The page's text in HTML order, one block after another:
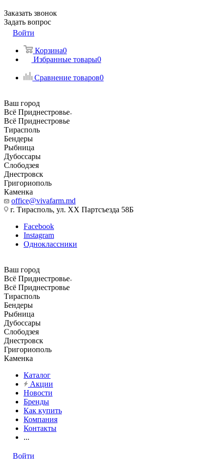
Заказать звонок
Задать вопрос
Войти
Корзина0
Избранные товары0
Сравнение товаров0
Ваш город
Всё Приднестровье
Всё Приднестровье
Тирасполь
Бендеры
Рыбница
Дубоссары
Слободзея
Днестровск
Григориополь
Каменка
office@vivafarm.md
г. Тирасполь, ул. ХХ Партсъезда 58Б
Facebook
Instagram
Одноклассники
Ваш город
Всё Приднестровье
Всё Приднестровье
Тирасполь
Бендеры
Рыбница
Дубоссары
Слободзея
Днестровск
Григориополь
Каменка
Каталог
Акции
Новости
Бренды
Как купить
Компания
Контакты
...
Войти